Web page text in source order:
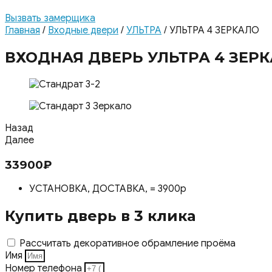
Вызвать замерщика
Главная / Входные двери / УЛЬТРА / УЛЬТРА 4 ЗЕРКАЛО
ВХОДНАЯ ДВЕРЬ УЛЬТРА 4
Назад
Далее
33900₽
УСТАНОВКА, ДОСТАВКА, = 3900р
Купить дверь в 3 клика
Рассчитать декоративное обрамление проёма
Имя
Номер телефона